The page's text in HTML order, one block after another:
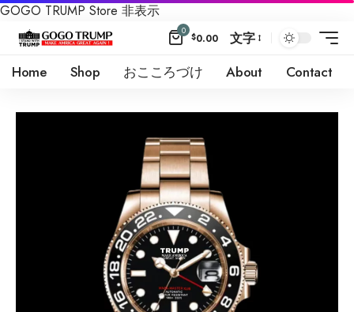
GOGO TRUMP Store 非表示
0
$0.00 文字
Home Shop おこころづけ About Contact